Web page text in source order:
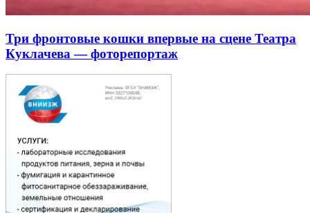
Три фронтовые кошки впервые на сцене Театра
Куклачева — фоторепортаж